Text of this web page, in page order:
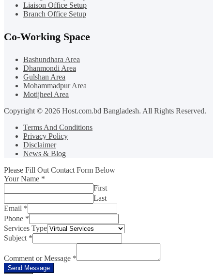
Liaison Office Setup
Branch Office Setup
Co-Working Space
Bashundhara Area
Dhanmondi Area
Gulshan Area
Mohammadpur Area
Motijheel Area
Copyright © 2026 Host.com.bd Bangladesh. All Rights Reserved.
Terms And Conditions
Privacy Policy
Disclaimer
News & Blog
Please Fill Out Contact Form Below
Your Name *
First
Last
Email *
Phone *
Services Type
Subject *
Comment or Message *
Send Message